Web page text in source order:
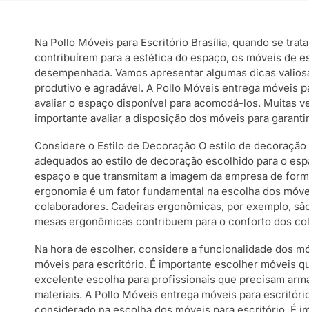
Na Pollo Móveis para Escritório Brasília, quando se
contribuírem para a estética do espaço, os móveis de
desempenhada. Vamos apresentar algumas dicas
produtivo e agradável. A Pollo Móveis entrega móveis
avaliar o espaço disponível para acomodá-los. Muitas
importante avaliar a disposição dos móveis para
Considere o Estilo de Decoração O estilo de
adequados ao estilo de decoração escolhido para o
espaço e que transmitam a imagem da empresa de
ergonomia é um fator fundamental na escolha dos
colaboradores. Cadeiras ergonômicas, por exemplo,
mesas ergonômicas contribuem para o conforto dos
Na hora de escolher, considere a funcionalidade dos
móveis para escritório. É importante escolher móveis
excelente escolha para profissionais que precisam
materiais. A Pollo Móveis entrega móveis para